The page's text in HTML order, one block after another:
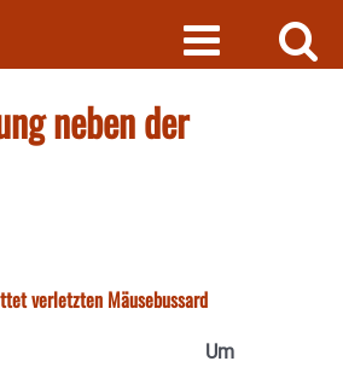
neben der
verletzten Mäusebussard
Um